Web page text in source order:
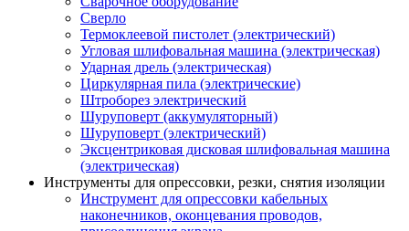
Сверло
Термоклеевой пистолет (электрический)
Угловая шлифовальная машина (электрическая)
Ударная дрель (электрическая)
Циркулярная пила (электрические)
Штроборез электрический
Шуруповерт (аккумуляторный)
Шуруповерт (электрический)
Эксцентриковая дисковая шлифовальная машина
(электрическая)
Инструменты для опрессовки, резки, снятия изоляции
Инструмент для опрессовки кабельных
наконечников, оконцевания проводов,